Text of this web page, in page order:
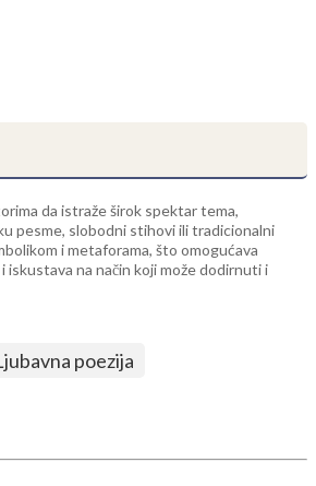
da istraže širok spektar tema,
pesme, slobodni stihovi ili tradicionalni
i metaforama, što omogućava
na način koji može dodirnuti i
poezija